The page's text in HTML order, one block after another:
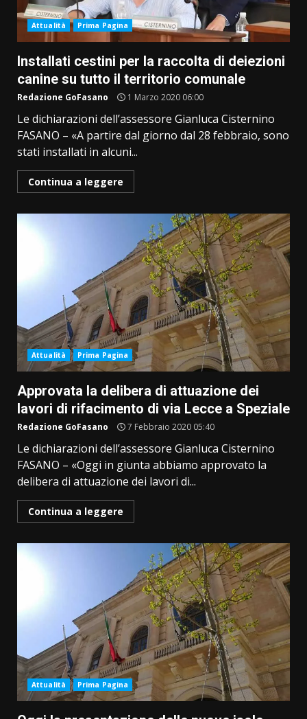
Attualità Prima Pagina
Installati cestini per la raccolta di deiezioni
canine su tutto il territorio comunale
Redazione GoFasano 1 Marzo 2020 06:00
Le dichiarazioni dell’assessore Gianluca Cisternino
FASANO – «A partire dal giorno dal 28 febbraio, sono
stati installati in alcuni...
Continua a leggere
Attualità Prima Pagina
Approvata la delibera di attuazione dei
lavori di rifacimento di via Lecce a Speziale
Redazione GoFasano 7 Febbraio 2020 05:40
Le dichiarazioni dell’assessore Gianluca Cisternino
FASANO – «Oggi in giunta abbiamo approvato la
delibera di attuazione dei lavori di...
Continua a leggere
Attualità Prima Pagina